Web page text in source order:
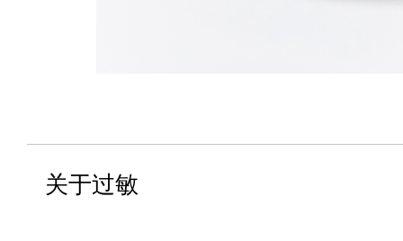
关于过敏